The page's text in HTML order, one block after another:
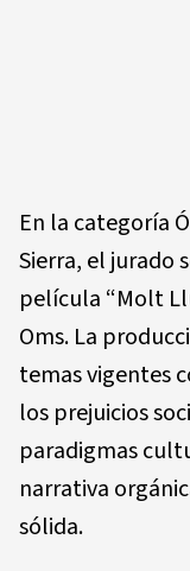
En la categoría
Sierra, el jurado
película “Molt
Oms. La
temas vigentes
los prejuicios
paradigmas
narrativa
sólida.